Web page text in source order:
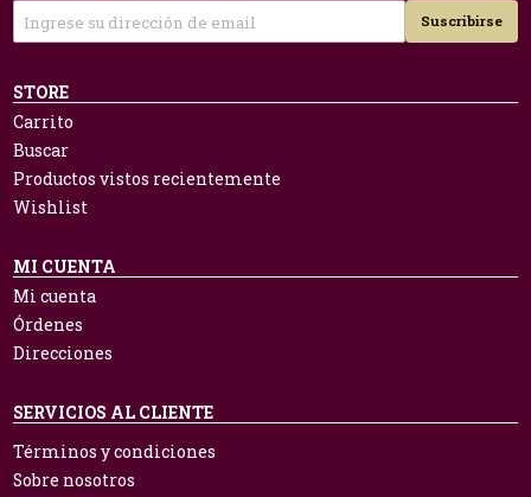
Suscribirse
STORE
Carrito
Buscar
Productos vistos recientemente
Wishlist
MI CUENTA
Mi cuenta
Órdenes
Direcciones
SERVICIOS AL CLIENTE
Términos y condiciones
Sobre nosotros